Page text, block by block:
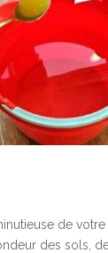
de
des sols,